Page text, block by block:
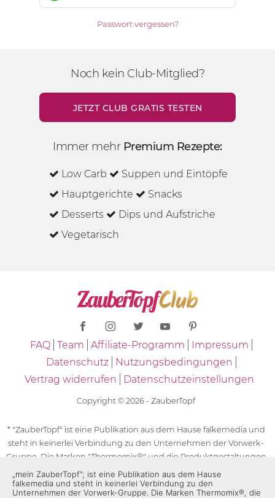
Passwort vergessen?
Noch kein Club-Mitglied?
JETZT CLUB GRATIS TESTEN
Immer mehr Premium Rezepte:
Low Carb
Suppen und Eintöpfe
Hauptgerichte
Snacks
Desserts
Dips und Aufstriche
Vegetarisch
FAQ Team Affiliate-Programm
Impressum
Datenschutz
Nutzungsbedingungen
Vertrag widerrufen
Datenschutzeinstellungen
Copyright © 2026 - ZauberTopf
* "ZauberTopf" ist eine Publikation aus dem Hause falkemedia und
steht in keinerlei Verbindung zu den Unternehmen der Vorwerk-
Gruppe. Die Marken "Thermomix®" und die Produktgestaltungen
des "Thermomix®" sind eingetragene Marken der Unternehmen
der Vorwerk-Gruppe. Die Marken Thermomix®, die Zeichen TM5®,
„mein ZauberTopf”; ist eine Publikation aus dem Hause
falkemedia und steht in keinerlei Verbindung zu den
Unternehmen der Vorwerk-Gruppe. Die Marken Thermomix®, die